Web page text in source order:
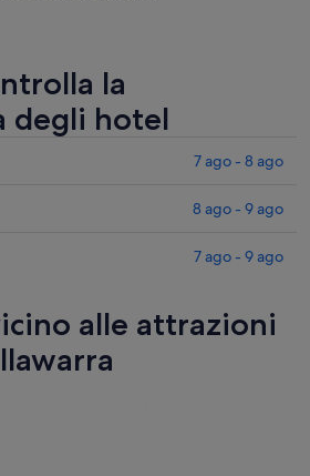
la
degli hotel
7 ago - 8 ago
8 ago - 9 ago
7 ago - 9 ago
alle attrazioni